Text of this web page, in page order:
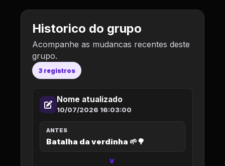
Historico do grupo
Acompanhe as mudancas recentes deste
grupo.
3 registros
Nome atualizado
10/07/2026 16:03:00
ANTES
Batalha da verdinha 🌱🌳
>